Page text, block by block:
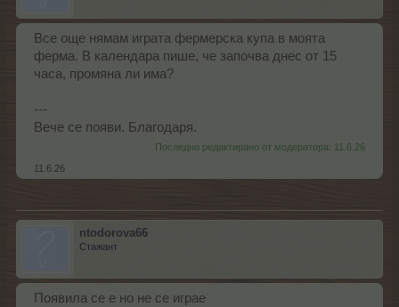
Все още нямам играта фермерска купа в моята
ферма. В календара пише, че започва днес от 15
часа, промяна ли има?
---
Вече се появи. Благодаря.
Последно редактирано от модератора: 11.6.26
11.6.26
ntodorova66
Стажант
Появила се е но не се играе